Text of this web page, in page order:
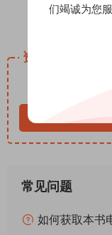
有人激进、有人温和
没有完美的理论，只
——————————
读懂启蒙，才算读懂
读完最大的感触：我
维，
所有现代文明的底层
资源下载
常见问题
如何获取本书
们竭诚为您